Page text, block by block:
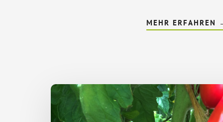
MEHR ERFAHREN